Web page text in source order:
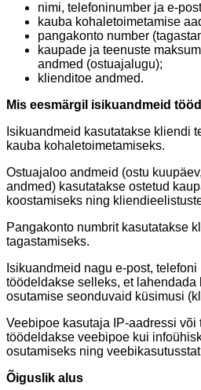
nimi, telefoninumber ja e-
kauba kohaletoimetamise
pangakonto number
kaupade ja teenuste
andmed (ostuajalugu);
klienditoe andmed.
Mis eesmärgil isikuandmeid
Isikuandmeid kasutatakse kliendi
kauba kohaletoimetamiseks.
Ostuajaloo andmeid (ostu
andmed) kasutatakse ostetud
koostamiseks ning
Pangakonto numbrit kasutatakse
tagastamiseks.
Isikuandmeid nagu e-post,
töödeldakse selleks, et lahendada
osutamise seonduvaid küsimusi
Veebipoe kasutaja IP-aadressi
töödeldakse veebipoe kui
osutamiseks ning
Õiguslik alus